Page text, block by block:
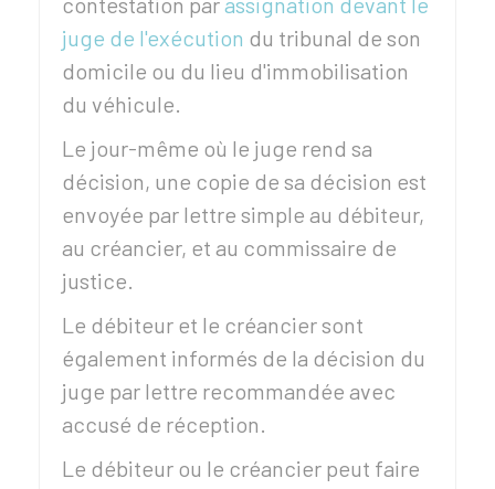
juge de l'exécution du tribunal de son
domicile ou du lieu d'immobilisation
du véhicule.
Le jour-même où le juge rend sa
décision, une copie de sa décision est
envoyée par lettre simple au débiteur,
au créancier, et au commissaire de
justice.
Le débiteur et le créancier sont
également informés de la décision du
juge par lettre recommandée avec
accusé de réception.
Le débiteur ou le créancier peut faire